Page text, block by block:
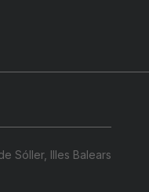
Sóller, Illes Balears